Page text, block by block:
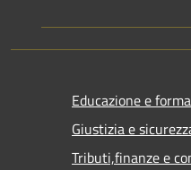
Educazione e
Giustizia e
Tributi,finanze e